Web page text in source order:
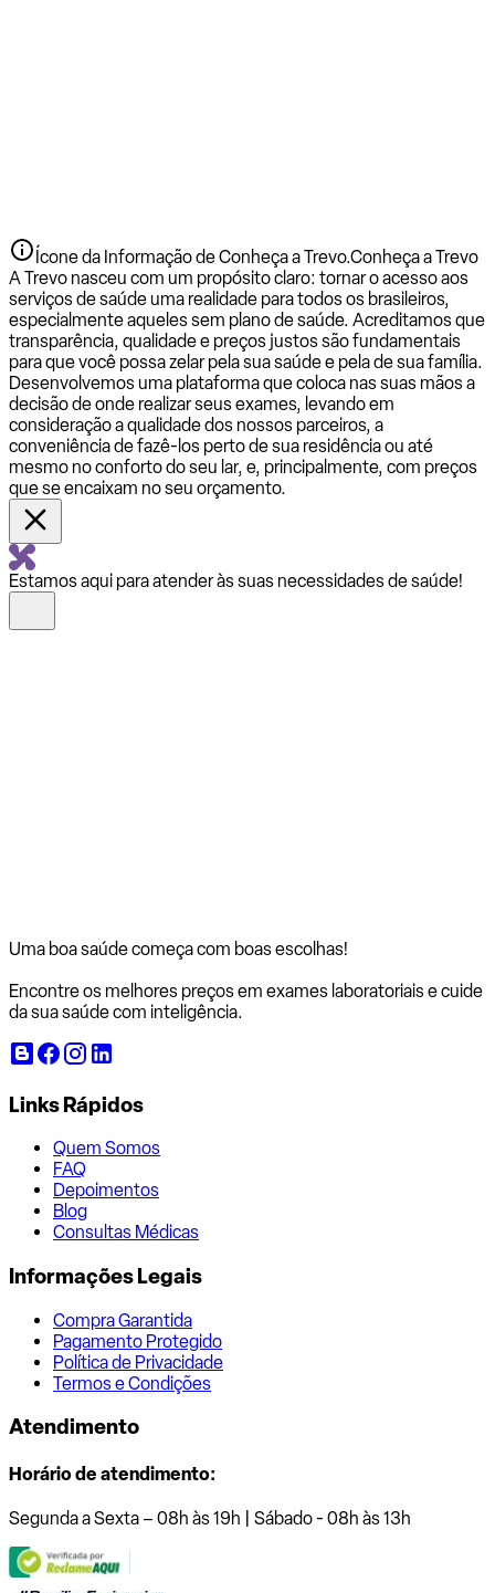
Ícone da Informação de Conheça a Trevo.Conheça a Trevo
A Trevo nasceu com um propósito claro: tornar o acesso aos
serviços de saúde uma realidade para todos os brasileiros,
especialmente aqueles sem plano de saúde. Acreditamos que
transparência, qualidade e preços justos são fundamentais
para que você possa zelar pela sua saúde e pela de sua família.
Desenvolvemos uma plataforma que coloca nas suas mãos a
decisão de onde realizar seus exames, levando em
consideração a qualidade dos nossos parceiros, a
conveniência de fazê-los perto de sua residência ou até
mesmo no conforto do seu lar, e, principalmente, com preços
que se encaixam no seu orçamento.
Estamos aqui para atender às suas necessidades de saúde!
Uma boa saúde começa com boas escolhas!
Encontre os melhores preços em exames laboratoriais e cuide
da sua saúde com inteligência.
Links Rápidos
Quem Somos
FAQ
Depoimentos
Blog
Consultas Médicas
Informações Legais
Compra Garantida
Pagamento Protegido
Política de Privacidade
Termos e Condições
Atendimento
Horário de atendimento:
Segunda a Sexta – 08h às 19h | Sábado - 08h às 13h